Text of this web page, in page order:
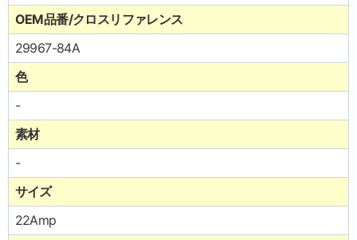
OEM品番/クロスリファレンス
29967-84A
色
-
素材
-
サイズ
22Amp